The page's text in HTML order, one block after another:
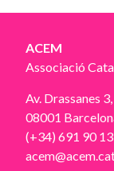
ACEM
Associació
Av. Drassanes
08001
(+34) 691 90